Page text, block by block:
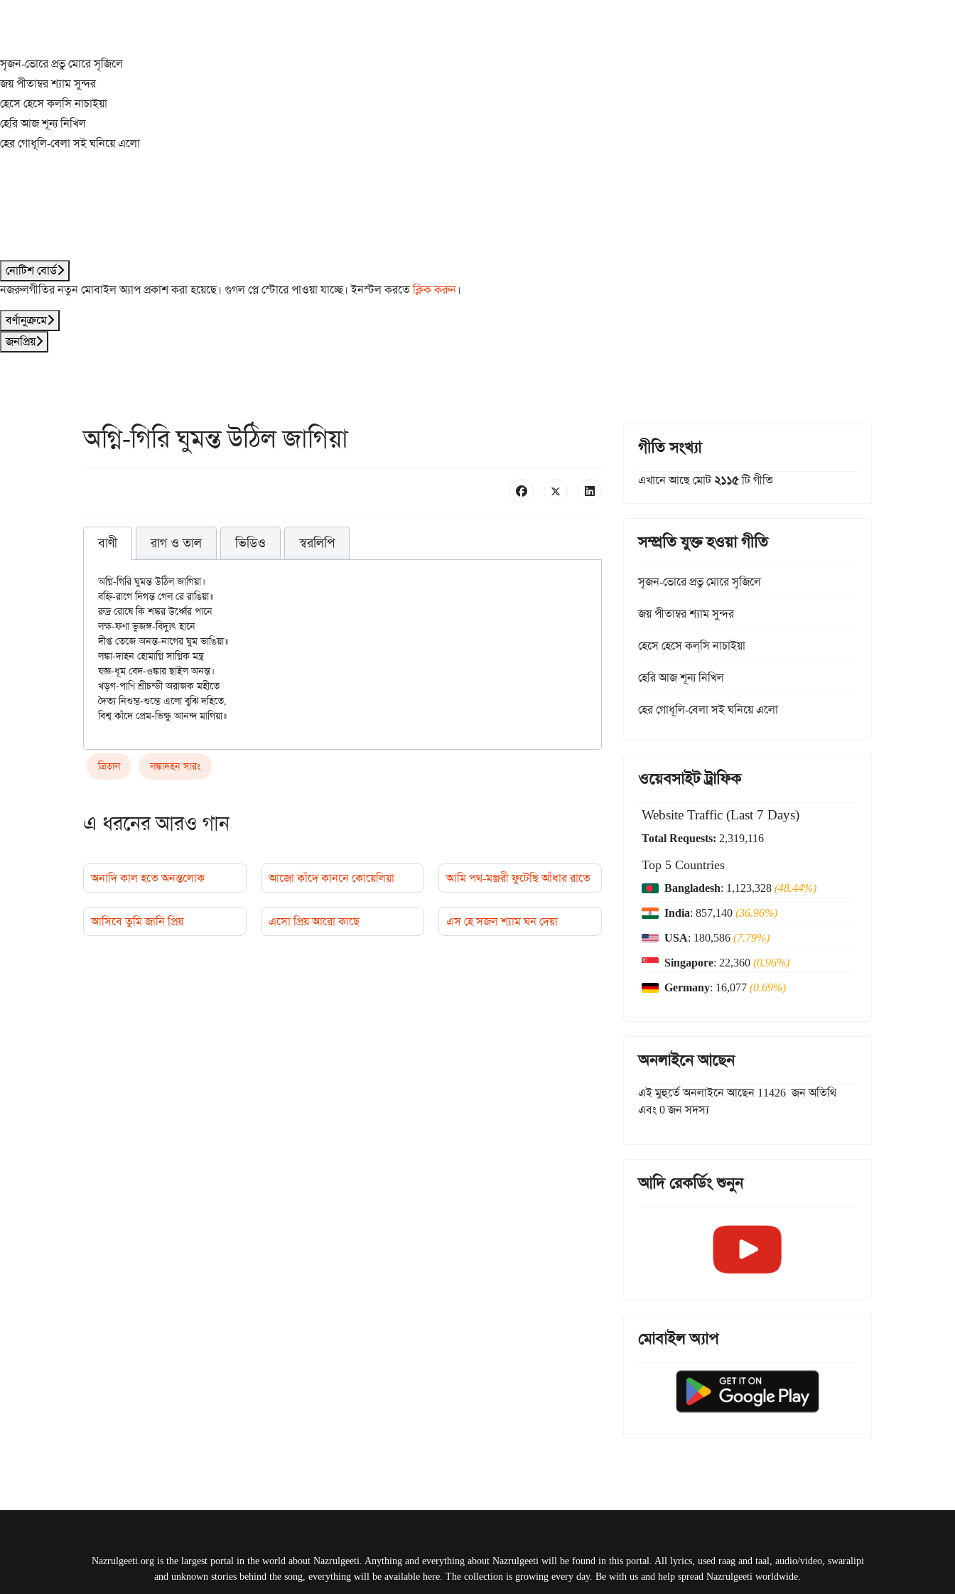
সৃজন-ভোরে প্রভু মোরে সৃজিলে
জয় পীতাম্বর শ্যাম সুন্দর
হেসে হেসে কল্‌সি নাচাইয়া
হেরি আজ শূন্য নিখিল
হের গোধূলি-বেলা সই ঘনিয়ে এলো
নোটিশ বোর্ড
নজরুলগীতির নতুন মোবাইল অ্যাপ প্রকাশ করা হয়েছে। গুগল প্লে স্টোরে পাওয়া যাচ্ছে। ইনস্টল করতেক্লিক করুন।
বর্ণানুক্রমে
জনপ্রিয়
অগ্নি-গিরি ঘুমন্ত উঠিল জাগিয়া
বাণী রাগ ও তাল ভিডিও স্বরলিপি
অগ্নি-গিরি ঘুমন্ত উঠিল জাগিয়া।
বহ্নি-রাগে দিগন্ত গেল রে রাঙিয়া॥
রুদ্র রোষে কি শঙ্কর উর্ধ্বের পানে
লক্ষ-ফণা ভুজঙ্গ-বিদ্যুৎ হানে
দীপ্ত তেজে অনন্ত-নাগের ঘুম ভাঙিয়া॥
লঙ্কা-দাহন হোমাগ্নি সাগ্নিক মন্ত্র
যজ্ঞ-ধূম বেদ-ওঙ্কার ছাইল অনন্ত।
খড়গ-পাণি শ্রীচন্ডী অরাজক মহীতে
দৈত্য নিশুম্ভ-শুম্ভে এলো বুঝি দহিতে,
ত্রিতাল লঙ্কাদহন সারং
এ ধরনের আরও গান
অনাদি কাল হতে অনন্তলোক আজো কাঁদে কাননে কোয়েলিয়া আমি পথ-মঞ্জরী ফুটেছি আঁধার রাতে
আসিবে তুমি জানি প্রিয় এসো প্রিয় আরো কাছে এস হে সজল শ্যাম ঘন দেয়া
গীতি সংখ্যা
এখানে আছে মোট২১১৫টি গীতি
সম্প্রতি যুক্ত হওয়া গীতি
সৃজন-ভোরে প্রভু মোরে সৃজিলে
জয় পীতাম্বর শ্যাম সুন্দর
হেসে হেসে কল্‌সি নাচাইয়া
হেরি আজ শূন্য নিখিল
হের গোধূলি-বেলা সই ঘনিয়ে এলো
ওয়েবসাইট ট্রাফিক
Website Traffic (Last 7 Days)
Total Requests: 2,319,116
Top 5 Countries
Bangladesh: 1,123,328(48.44%)
India: 857,140(36.96%)
USA: 180,586(7.79%)
Singapore: 22,360(0.96%)
Germany: 16,077(0.69%)
অনলাইনে আছেন
এই মুহুর্তে অনলাইনে আছেন 11426 জন অতিথি
এবং 0 জন সদস্য
আদি রেকর্ডিং শুনুন
মোবাইল অ্যাপ
Nazrulgeeti.org is the largest portal in the world about Nazrulgeeti. Anything and everything about Nazrulgeeti will be found in this portal. All lyrics, used raag and taal, audio/video, swaralipi
and unknown stories behind the song, everything will be available here. The collection is growing every day. Be with us and help spread Nazrulgeeti worldwide.